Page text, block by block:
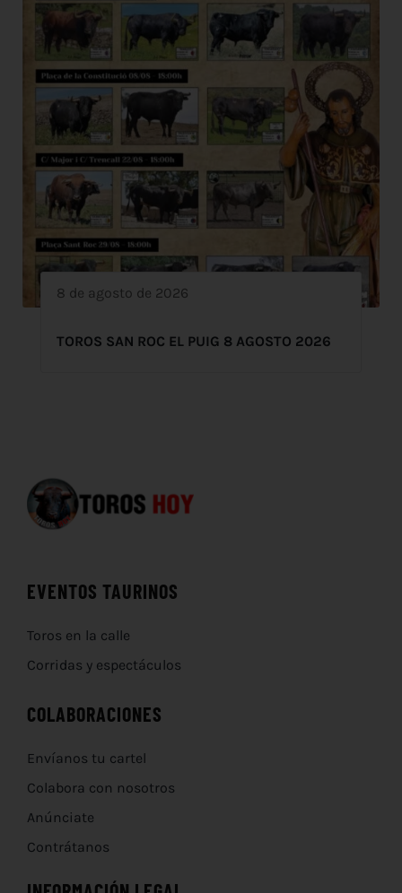
8 de agosto de 2026
TOROS SAN ROC EL PUIG 8 AGOSTO 2026
EVENTOS TAURINOS
Toros en la calle
Corridas y espectáculos
COLABORACIONES
Envíanos tu cartel
Colabora con nosotros
Anúnciate
Contrátanos